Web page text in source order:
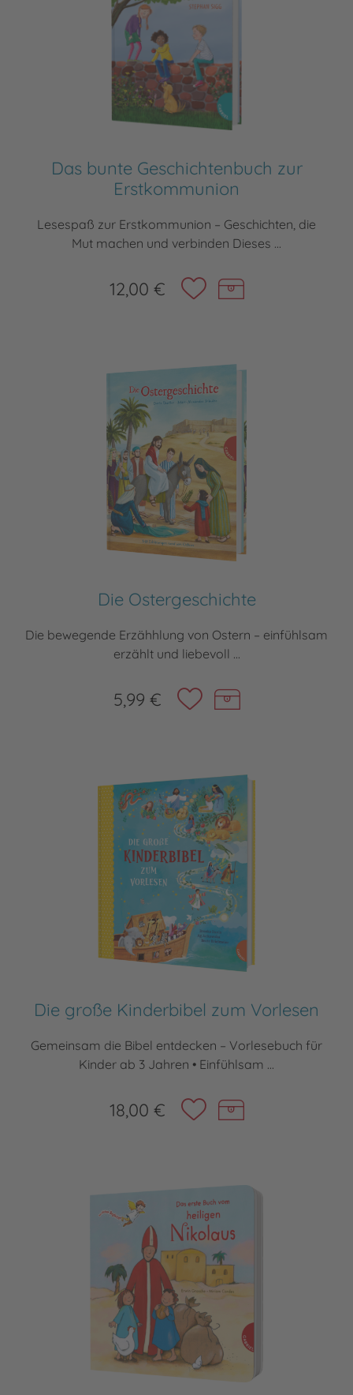
Das bunte Geschichtenbuch zur
Erstkommunion
Lesespaß zur Erstkommunion – Geschichten, die
Mut machen und verbinden Dieses ...
12,00 €
Die Ostergeschichte
Die bewegende Erzähhlung von Ostern – einfühlsam
erzählt und liebevoll ...
5,99 €
Die große Kinderbibel zum Vorlesen
Gemeinsam die Bibel entdecken – Vorlesebuch für
Kinder ab 3 Jahren • Einfühlsam ...
18,00 €